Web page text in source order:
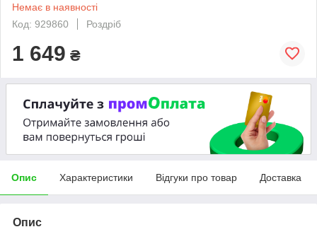
Немає в наявності
Код: 929860
Роздріб
1 649 ₴
Опис Характеристики Відгуки про товар Доставка
Опис